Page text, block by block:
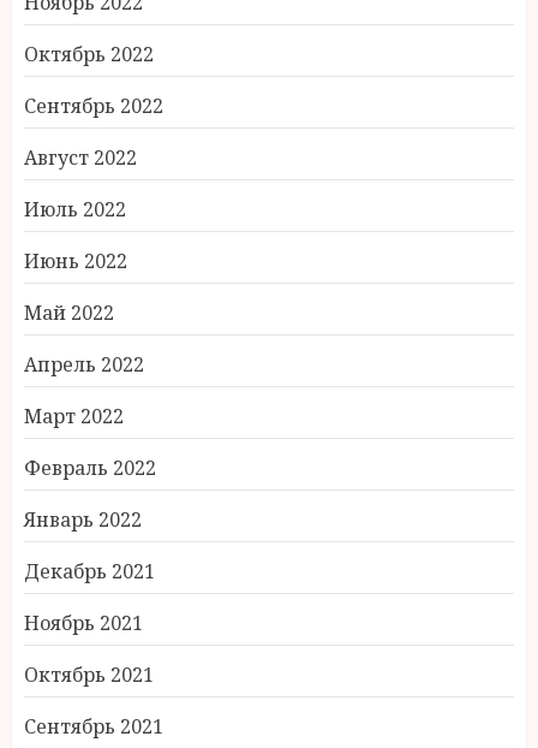
Октябрь 2022
Сентябрь 2022
Август 2022
Июль 2022
Июнь 2022
Май 2022
Апрель 2022
Март 2022
Февраль 2022
Январь 2022
Декабрь 2021
Ноябрь 2021
Октябрь 2021
Сентябрь 2021